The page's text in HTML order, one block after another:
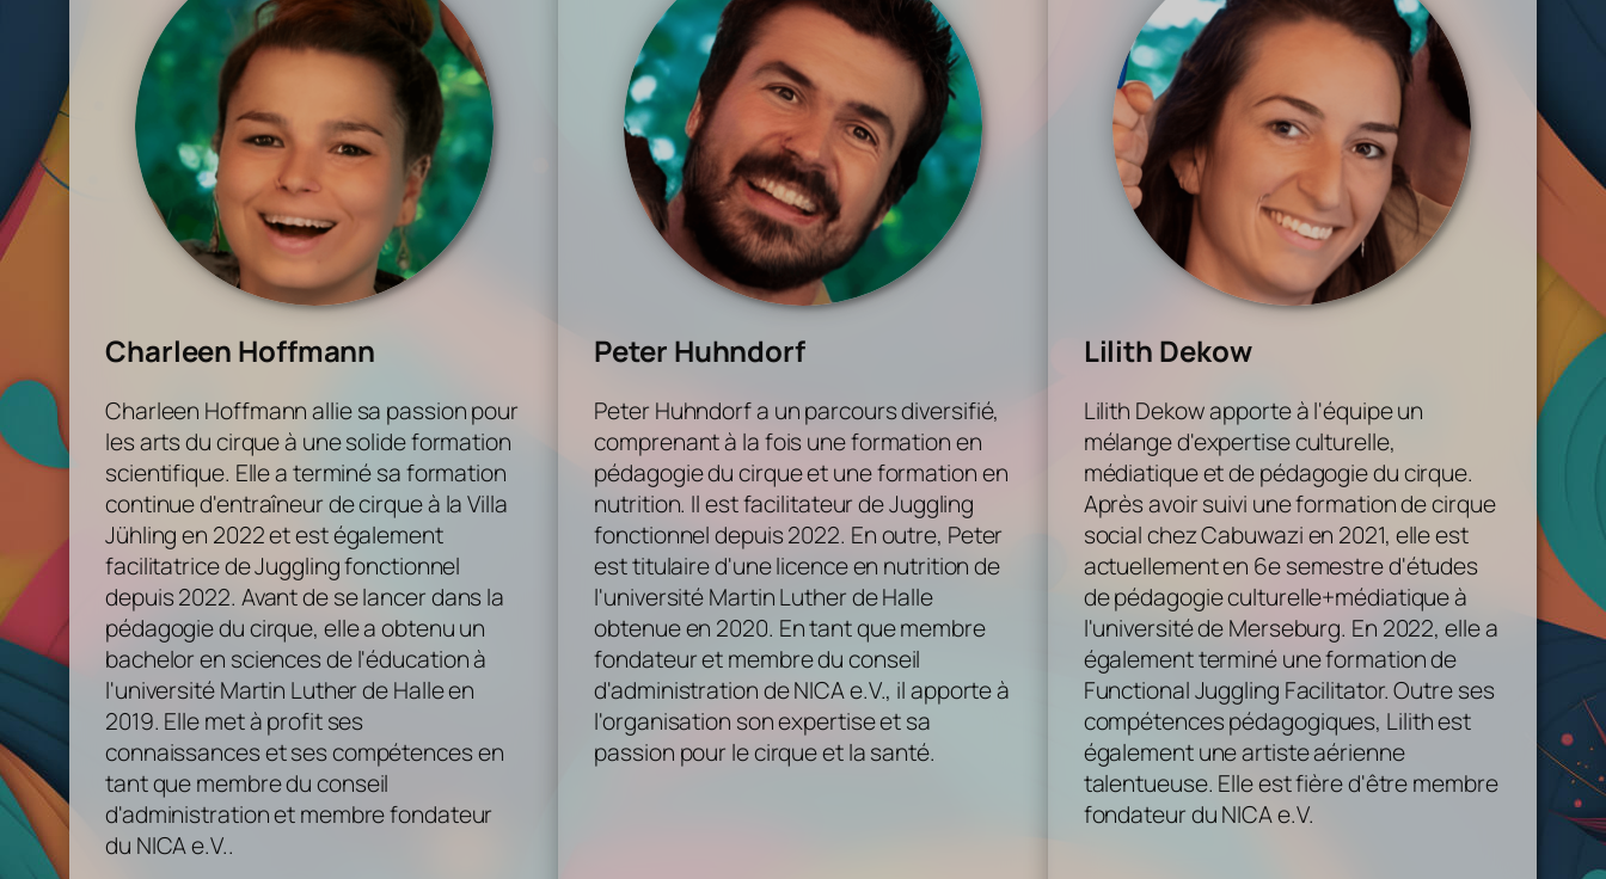
Charleen Hoffmann
Charleen Hoffmann allie sa passion pour
les arts du cirque à une solide formation
scientifique. Elle a terminé sa formation
continue d'entraîneur de cirque à la Villa
Jühling en 2022 et est également
facilitatrice de Juggling fonctionnel
depuis 2022. Avant de se lancer dans la
pédagogie du cirque, elle a obtenu un
bachelor en sciences de l'éducation à
l'université Martin Luther de Halle en
2019. Elle met à profit ses
connaissances et ses compétences en
tant que membre du conseil
d'administration et membre fondateur
du NICA e.V..
Peter Huhndorf
Peter Huhndorf a un parcours diversifié,
comprenant à la fois une formation en
pédagogie du cirque et une formation en
nutrition. Il est facilitateur de Juggling
fonctionnel depuis 2022. En outre, Peter
est titulaire d'une licence en nutrition de
l'université Martin Luther de Halle
obtenue en 2020. En tant que membre
fondateur et membre du conseil
d'administration de NICA e.V., il apporte à
l'organisation son expertise et sa
passion pour le cirque et la santé.
Lilith Dekow
Lilith Dekow apporte à l'équipe un
mélange d'expertise culturelle,
médiatique et de pédagogie du cirque.
Après avoir suivi une formation de cirque
social chez Cabuwazi en 2021, elle est
actuellement en 6e semestre d'études
de pédagogie culturelle+médiatique à
l'université de Merseburg. En 2022, elle a
également terminé une formation de
Functional Juggling Facilitator. Outre ses
compétences pédagogiques, Lilith est
également une artiste aérienne
talentueuse. Elle est fière d'être membre
fondateur du NICA e.V.